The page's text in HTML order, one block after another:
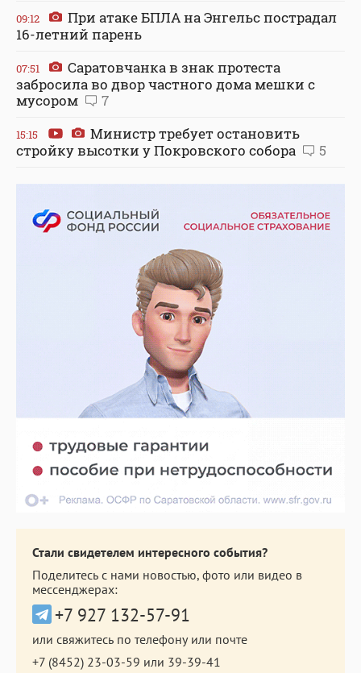
09:12
При атаке БПЛА на Энгельс пострадал
16-летний парень
07:51
Саратовчанка в знак протеста
забросила во двор частного дома мешки с
мусором
7
15:15
Министр требует остановить
стройку высотки у Покровского собора
5
Стали свидетелем интересного события?
Поделитесь с нами новостью, фото или видео в
мессенджерах:
+7 927 132-57-91
или свяжитесь по телефону или почте
+7 (8452) 23-03-59 или 39-39-41